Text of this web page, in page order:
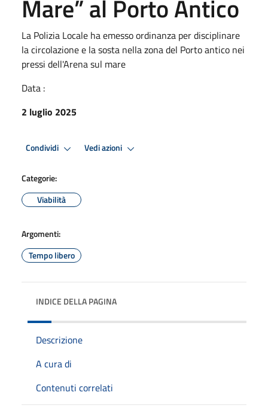
Mare” al Porto Antico
La Polizia Locale ha emesso ordinanza per disciplinare
la circolazione e la sosta nella zona del Porto antico nei
pressi dell'Arena sul mare
Data :
2 luglio 2025
Condividi Vedi azioni
Categorie:
Viabilità
Argomenti:
Tempo libero
INDICE DELLA PAGINA
Descrizione
A cura di
Contenuti correlati